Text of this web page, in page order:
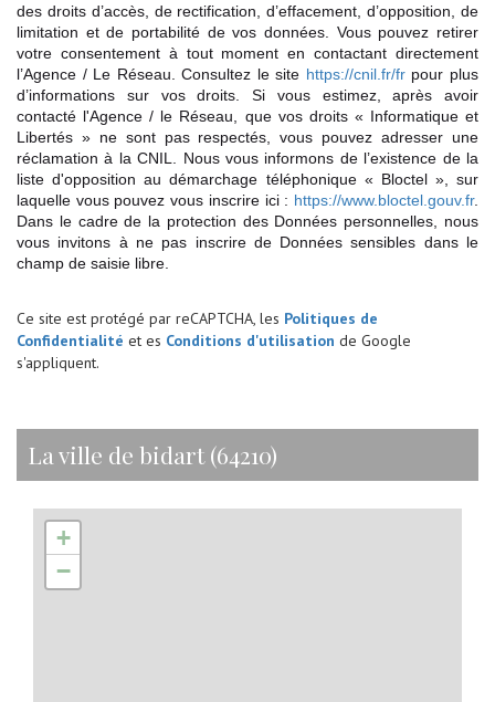
des droits d’accès, de rectification, d’effacement, d’opposition, de
limitation et de portabilité de vos données. Vous pouvez retirer
votre consentement à tout moment en contactant directement
l’Agence / Le Réseau. Consultez le site https://cnil.fr/frpour plus
d’informations sur vos droits. Si vous estimez, après avoir
contacté l'Agence / le Réseau, que vos droits « Informatique et
Libertés » ne sont pas respectés, vous pouvez adresser une
réclamation à la CNIL. Nous vous informons de l’existence de la
liste d'opposition au démarchage téléphonique « Bloctel », sur
laquelle vous pouvez vous inscrire ici : https://www.bloctel.gouv.fr.
Dans le cadre de la protection des Données personnelles, nous
vous invitons à ne pas inscrire de Données sensibles dans le
champ de saisie libre.
Ce site est protégé par reCAPTCHA, les Politiques de
Confidentialité et es Conditions d'utilisation de Google
s'appliquent.
la ville de bidart (64210)
+
−